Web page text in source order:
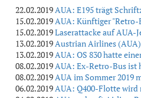
22.02.2019AUA: E195 trägt
15.02.2019AUA: Künftiger "Retro-
15.02.2019Laserattacke auf AUA-
13.02.2019Austrian Airlines
13.02.2019AUA: OS 830 hatte
08.02.2019AUA: Ex-Retro-Bus ist
08.02.2019AUA im Sommer 2019
06.02.2019AUA: Q400-Flotte